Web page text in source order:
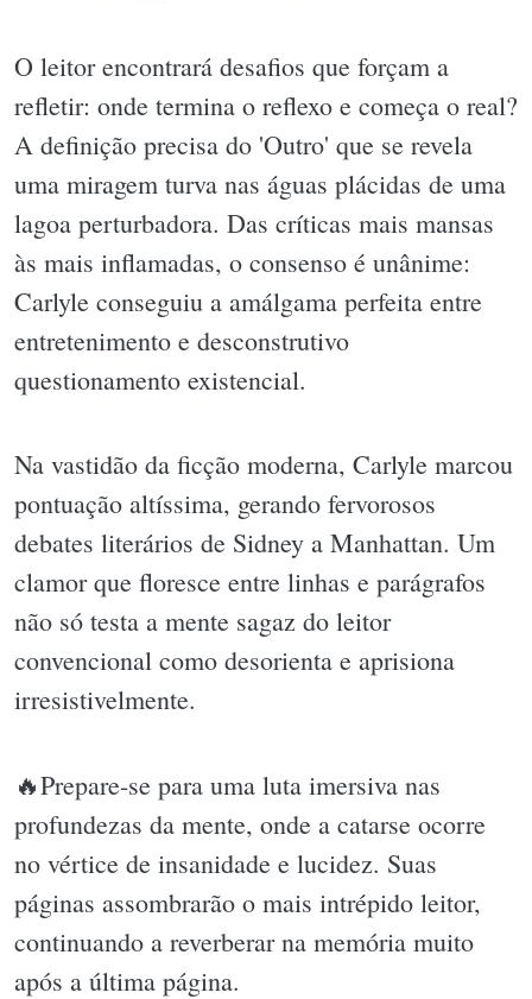
O leitor encontrará desafios que forçam a
refletir: onde termina o reflexo e começa o real?
A definição precisa do 'Outro' que se revela
uma miragem turva nas águas plácidas de uma
lagoa perturbadora. Das críticas mais mansas
às mais inflamadas, o consenso é unânime:
Carlyle conseguiu a amálgama perfeita entre
entretenimento e desconstrutivo
questionamento existencial.
Na vastidão da ficção moderna, Carlyle marcou
pontuação altíssima, gerando fervorosos
debates literários de Sidney a Manhattan. Um
clamor que floresce entre linhas e parágrafos
não só testa a mente sagaz do leitor
convencional como desorienta e aprisiona
irresistivelmente.
🔥Prepare-se para uma luta imersiva nas
profundezas da mente, onde a catarse ocorre
no vértice de insanidade e lucidez. Suas
páginas assombrarão o mais intrépido leitor,
continuando a reverberar na memória muito
após a última página.